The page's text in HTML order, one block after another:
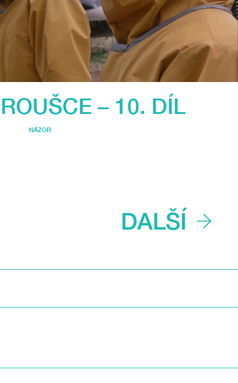
– 10. DÍL
NÁZOR
DALŠÍ